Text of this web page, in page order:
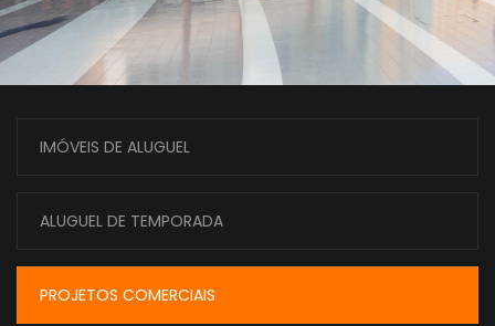
IMÓVEIS DE ALUGUEL
ALUGUEL DE TEMPORADA
PROJETOS COMERCIAIS